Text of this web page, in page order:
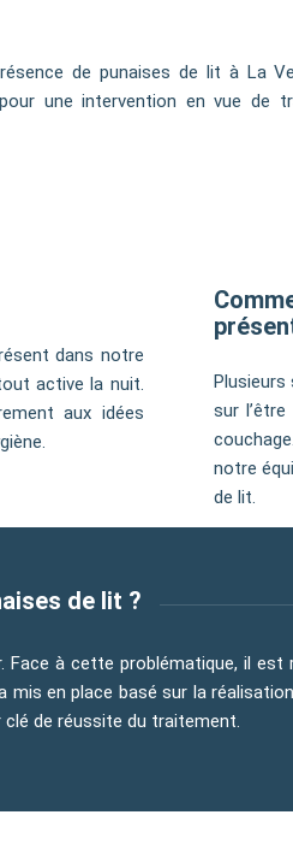
de punaises de lit à La
une intervention en vue de
dans notre
active la nuit.
aux idées
Plusieurs
sur
notre
de lit.
de lit ?
Face à cette problématique, il
en place basé sur la
de réussite du traitement.